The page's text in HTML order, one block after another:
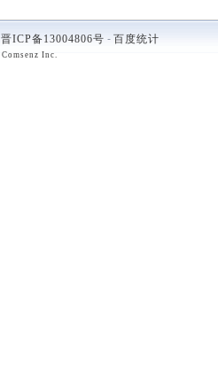
晋ICP备13004806号 - 百度统计
Comsenz Inc.